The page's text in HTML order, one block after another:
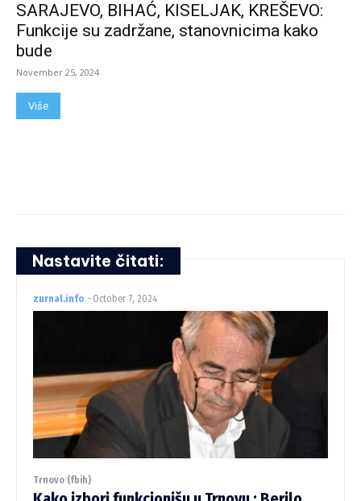
SARAJEVO, BIHAĆ, KISELJAK, KREŠEVO:
Funkcije su zadržane, stanovnicima kako
bude
November 25, 2024
Više
Nastavite čitati:
zurnal.info - October 7, 2024
Trnovo (fbih)